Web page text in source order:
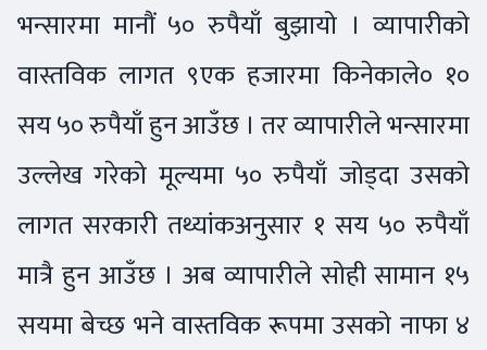
भन्सारमा मानौं ५० रुपैयाँ बुझायो । व्यापारीको
वास्तविक लागत ९एक हजारमा किनेकाले० १०
सय ५० रुपैयाँ हुन आउँछ । तर व्यापारीले भन्सारमा
उल्लेख गरेको मूल्यमा ५० रुपैयाँ जोड्दा उसको
लागत सरकारी तथ्यांकअनुसार १ सय ५० रुपैयाँ
मात्रै हुन आउँछ । अब व्यापारीले सोही सामान १५
सयमा बेच्छ भने वास्तविक रूपमा उसको नाफा ४